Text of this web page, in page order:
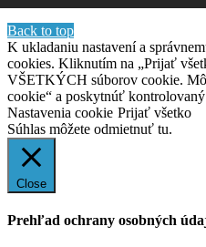
Back to top
K ukladaniu nastavení a
cookies. Kliknutím na „Prijať
VŠETKÝCH súborov cookie.
cookie“ a poskytnúť kontrolovaný
Nastavenia cookie Prijať všetko
Súhlas môžete odmietnuť tu.
Close
Prehľad ochrany osobných